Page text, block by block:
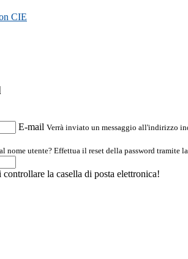
CIE
E-mail Verrà inviato un messaggio all'indirizzo
nome utente? Effettua il reset della password tramite la
la casella di posta elettronica!